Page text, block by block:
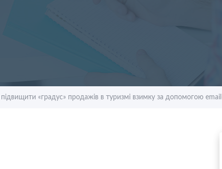
«градус» продажів в туризмі взимку за допомогою